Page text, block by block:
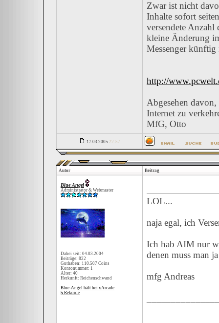
Zwar ist nicht
Inhalte sofort
versendete Anzahl
kleine Änderung
Messenger künftig
http://
Abgesehen
Internet zu
MfG, Otto
17.03.2005 22:57
Autor Beitrag
Blue-Angel
Administrator & Webmaster
Dabei seit: 04.03.2004
Beiträge: 822
Guthaben: 110.507 Coins
Kontonummer: 1
Alter: 40
Herkunft: Reichenschwand
Blue-Angel hält bei xArcade
5 Rekorde
LOL...
naja egal, ich
Ich hab AIM nur
denen muss man
mfg Andreas